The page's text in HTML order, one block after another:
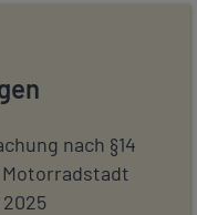
nach §14
Motorradstadt